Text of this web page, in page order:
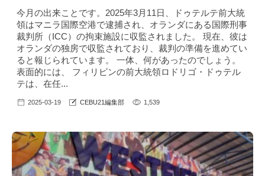
今月の出来ことです。2025年3月11日、ドゥテルテ前大統
領はマニラ国際空港で逮捕され、オランダにある国際刑事
裁判所（ICC）の拘束施設に収監されました。 現在、彼は
オランダの独房で収監されており、裁判の準備を進めてい
ると報じられています。 一体、何があったのでしょう。
表面的には、 フィリピンの前大統領ロドリゴ・ドゥテル
テは、在任...
2025-03-19 CEBU21編集部 1,539